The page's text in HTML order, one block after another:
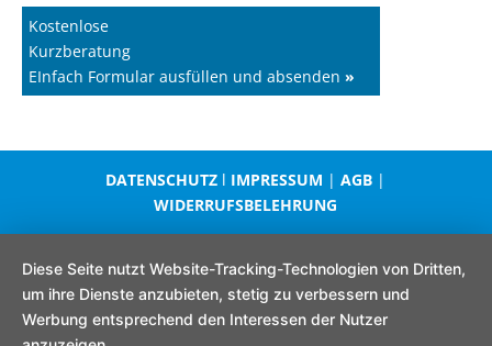
Kostenlose
Kurzberatung
EInfach Formular ausfüllen und absenden »
DATENSCHUTZ l IMPRESSUM |AGB |
WIDERRUFSBELEHRUNG
Diese Seite nutzt Website-Tracking-Technologien von Dritten,
um ihre Dienste anzubieten, stetig zu verbessern und
Werbung entsprechend den Interessen der Nutzer